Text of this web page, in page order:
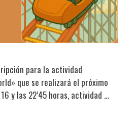
para la actividad
que se realizará el próximo
y las 22’45 horas, actividad …